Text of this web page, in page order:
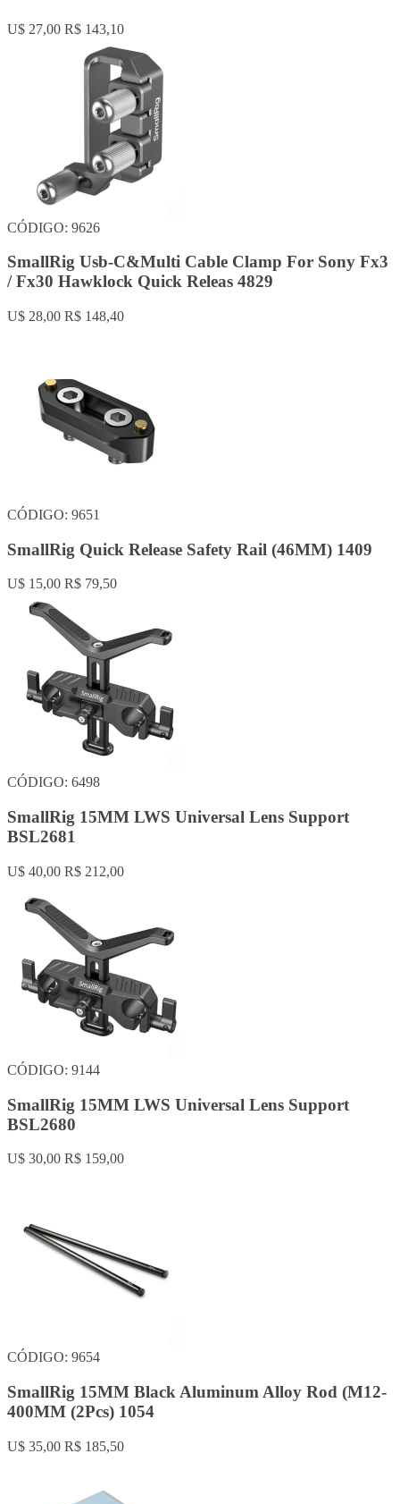
U$ 27,00 R$ 143,10
CÓDIGO: 9626
SmallRig Usb-C&Multi Cable Clamp For Sony Fx3
/ Fx30 Hawklock Quick Releas 4829
U$ 28,00 R$ 148,40
CÓDIGO: 9651
SmallRig Quick Release Safety Rail (46MM) 1409
U$ 15,00 R$ 79,50
CÓDIGO: 6498
SmallRig 15MM LWS Universal Lens Support
BSL2681
U$ 40,00 R$ 212,00
CÓDIGO: 9144
SmallRig 15MM LWS Universal Lens Support
BSL2680
U$ 30,00 R$ 159,00
CÓDIGO: 9654
SmallRig 15MM Black Aluminum Alloy Rod (M12-
400MM (2Pcs) 1054
U$ 35,00 R$ 185,50